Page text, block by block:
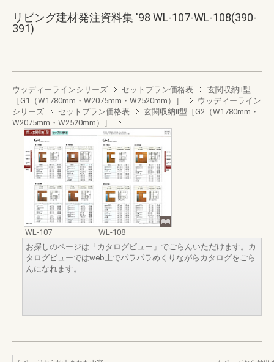
リビング建材発注資料集 '98 WL-107-WL-108(390-
391)
ウッディーラインシリーズ セットプラン価格表
玄関収納II型
［G1（W1780mm・W2075mm・W2520mm）］
ウッディーライン
シリーズ
セットプラン価格表
玄関収納II型［G2（W1780mm・
W2075mm・W2520mm）］
WL-107
WL-108
お探しのページは「カタログビュー」でごらんいただけます。カ
タログビューではweb上でパラパラめくりながらカタログをごら
んになれます。